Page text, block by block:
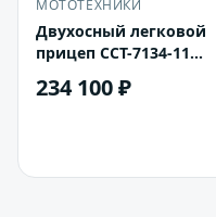
МОТОТЕХНИКИ
Двухосный легковой
прицеп ССТ-7134-11
234 100 ₽